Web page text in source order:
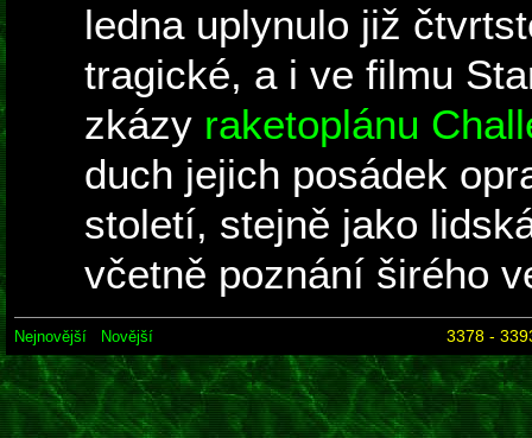
ledna uplynulo již
tragické, a i ve filmu
zkázy raketoplánu
duch jejich posádek
století, stejně jako
včetně poznání širého
Nejnovější Novější 3378 -